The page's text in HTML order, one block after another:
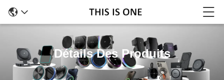
Détails Des Produits